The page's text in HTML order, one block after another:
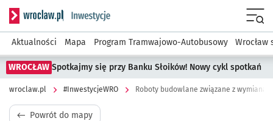
Serwis informacyjny wroclaw.pl podserwis:
Aktualności Mapa Program Tramwajowo-Autobusowy Wrocław
WROCŁAW Spotkajmy się przy Banku Słoików! Nowy cykl spotkań
wroclaw.pl #InwestycjeWRO
Powrót do mapy